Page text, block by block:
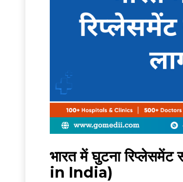
भारत में घुटना
in India)